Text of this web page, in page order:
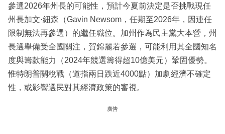
參選2026年州長的可能性，預計今夏前決定是否挑戰現任
州長加文·紐森（Gavin Newsom，任期至2026年，因連任
限制無法再參選）的繼任職位。加州作為民主黨大本營，州
長選舉備受全國關注，賀錦麗若參選，可能利用其全國知名
度與籌款能力（2024年競選籌得超10億美元）鞏固優勢。
惟特朗普關稅戰（道指兩日跌近4000點）加劇經濟不確定
性，或影響選民對其經濟政策的審視。
廣告